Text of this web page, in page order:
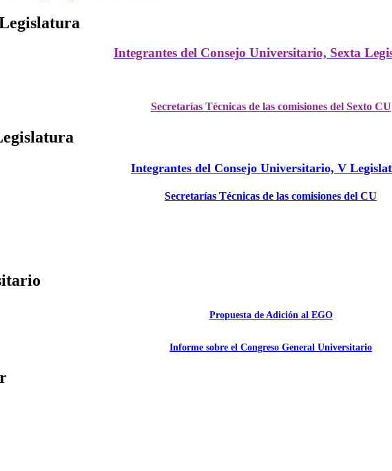
Integrantes del Consejo Universitario, Sexta
Secretarías Técnicas de las comisiones del Sexto CU
Integrantes del Consejo Universitario, V
Secretarías Técnicas de las comisiones del CU
Propuesta de Adición al EGO
Informe sobre el Congreso General Universitario